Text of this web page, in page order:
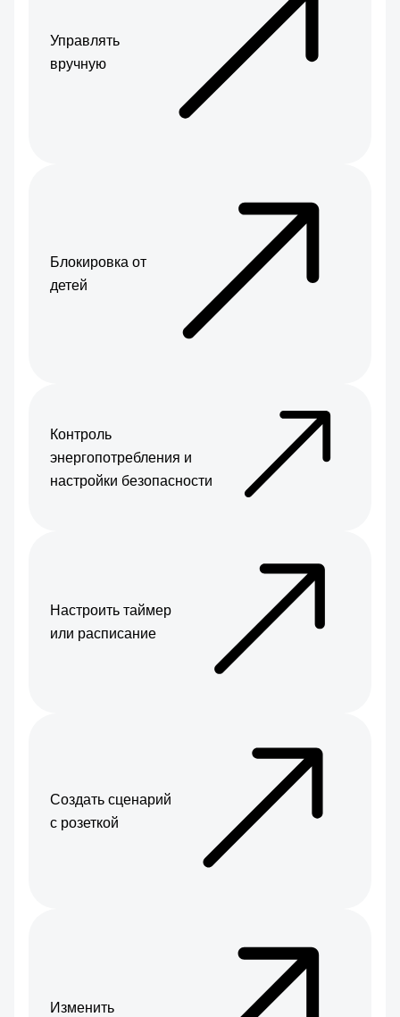
Управлять
вручную
Блокировка от
детей
Контроль
энергопотребления и
настройки безопасности
Настроить таймер
или расписание
Создать сценарий
с розеткой
Изменить